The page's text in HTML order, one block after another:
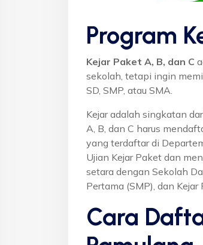
Program
Kejar Paket A, B, dan C
sekolah, tetapi ingin
SD, SMP, atau SMA.
Kejar adalah singkatan
A, B, dan C harus
yang terdaftar di
Ujian Kejar Paket dan
setara dengan Sekolah
Pertama (SMP), dan
Cara